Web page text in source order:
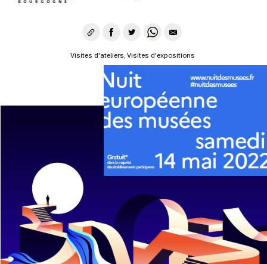
PUBLIER SES EXPOSITIONS
DEVENIR CONTRIBUTEUR
À PROPOS
À PROPOS D'OAM
CGU
CGV
Visites d'ateliers Visites d'expositions